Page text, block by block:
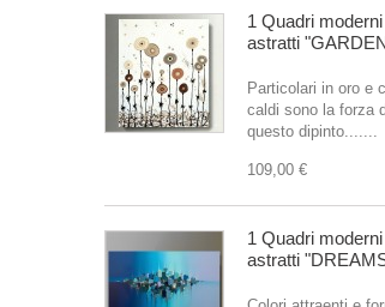
1 Quadri moderni
astratti
Particolari in oro e
caldi sono la forza
questo dipinto.......
109,00 €
1 Quadri moderni
astratti